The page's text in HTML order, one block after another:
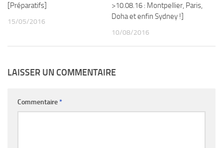
[Préparatifs]
15/05/2016
>10.08.16 : Montpellier, Paris,
Doha et enfin Sydney !]
10/08/2016
LAISSER UN COMMENTAIRE
Commentaire*